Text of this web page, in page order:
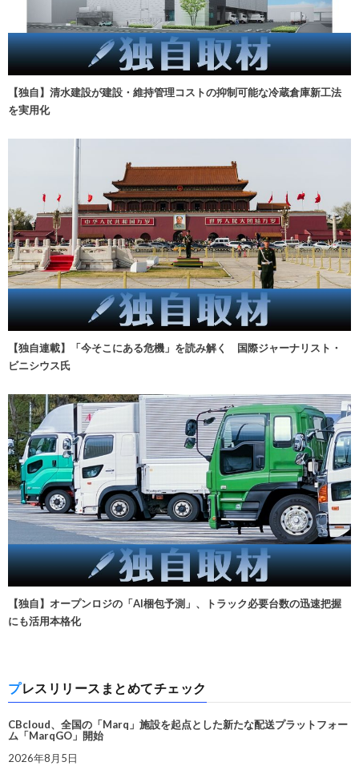
【独自】清水建設が建設・維持管理コストの抑制可能な冷蔵倉庫新工法
を実用化
【独自連載】「今そこにある危機」を読み解く 国際ジャーナリスト・
ビニシウス氏
【独自】オープンロジの「AI梱包予測」、トラック必要台数の迅速把握
にも活用本格化
プレスリリースまとめてチェック
CBcloud、全国の「Marq」施設を起点とした新たな配送プラットフォー
ム「MarqGO」開始
2026年8月5日